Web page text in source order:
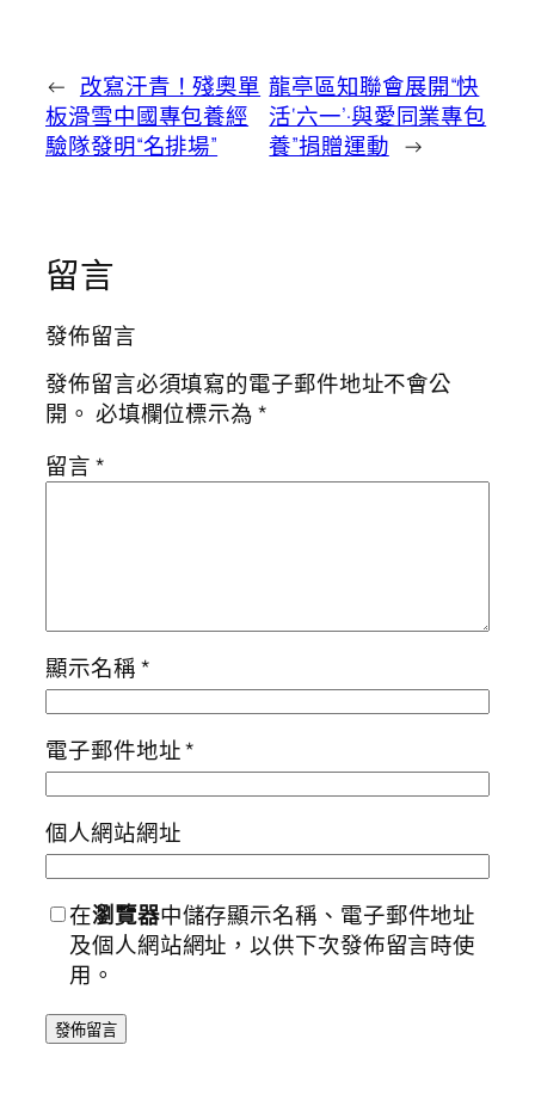
← 改寫汗青！殘奧單
板滑雪中國專包養經
驗隊發明“名排場”
龍亭區知聯會展開“快
活‘六一’·與愛同業專包
養”捐贈運動 →
留言
發佈留言
發佈留言必須填寫的電子郵件地址不會公
開。 必填欄位標示為*
留言*
顯示名稱*
電子郵件地址*
個人網站網址
在瀏覽器中儲存顯示名稱、電子郵件地址
及個人網站網址，以供下次發佈留言時使
用。